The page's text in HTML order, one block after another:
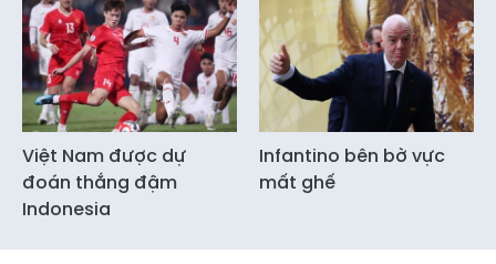
Việt Nam được dự
đoán thắng đậm
Indonesia
Infantino bên bờ vực
mất ghế